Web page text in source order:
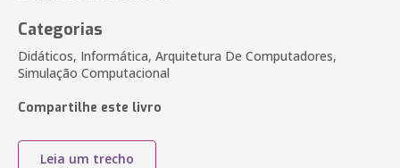
Categorias
Didáticos, Informática, Arquitetura De Computadores,
Simulação Computacional
Compartilhe este livro
Leia um trecho